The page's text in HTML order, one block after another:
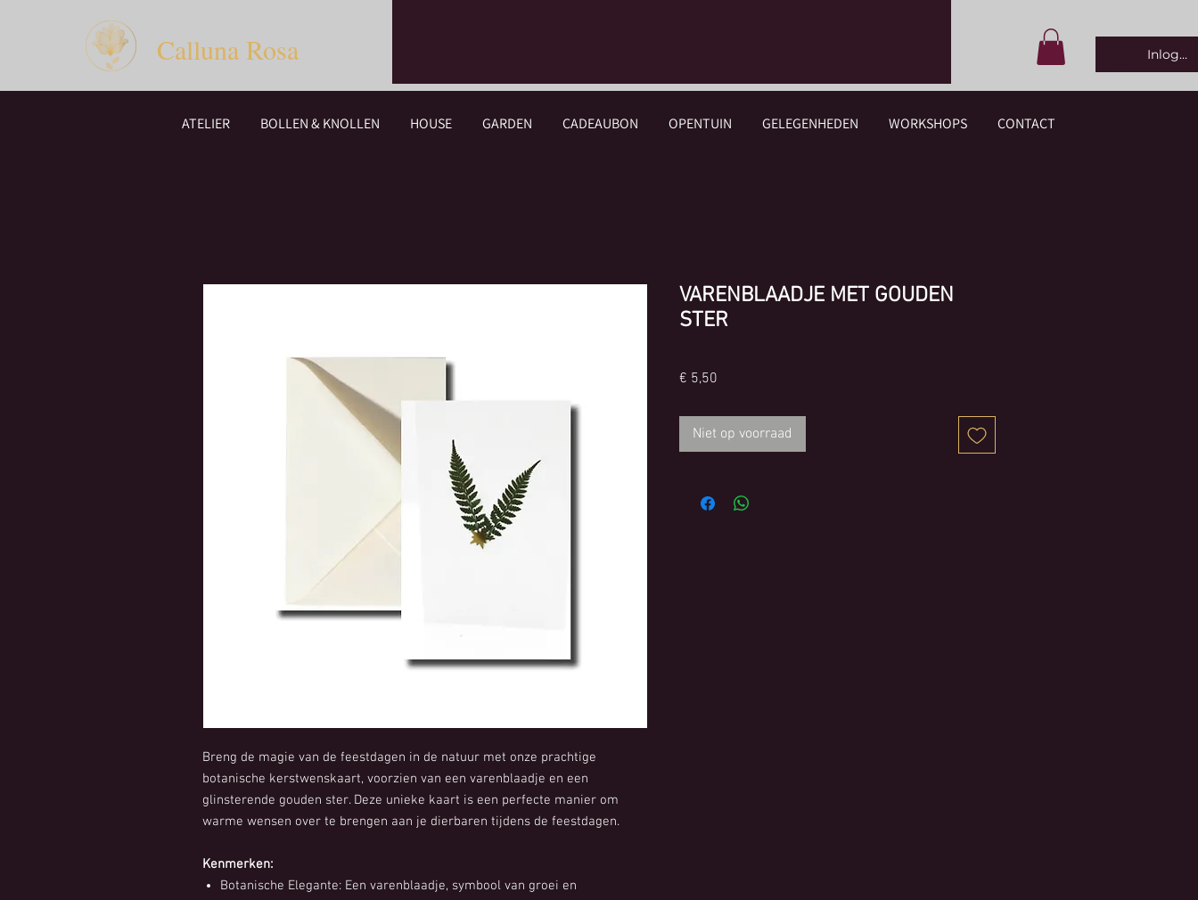
Calluna Rosa
ATELIER BOLLEN & KNOLLEN HOUSE GARDEN CADEAUBON OPENTUIN GELEGENHEDEN WORKSHOPS CONTACT
Breng de magie van de feestdagen in de natuur met onze prachtige
botanische kerstwenskaart, voorzien van een varenblaadje en een
glinsterende gouden ster. Deze unieke kaart is een perfecte manier om
warme wensen over te brengen aan je dierbaren tijdens de feestdagen.
Kenmerken:
Botanische Elegante: Een varenblaadje, symbool van groei en
VARENBLAADJE MET GOUDEN
STER
€ 5,50
Niet op voorraad